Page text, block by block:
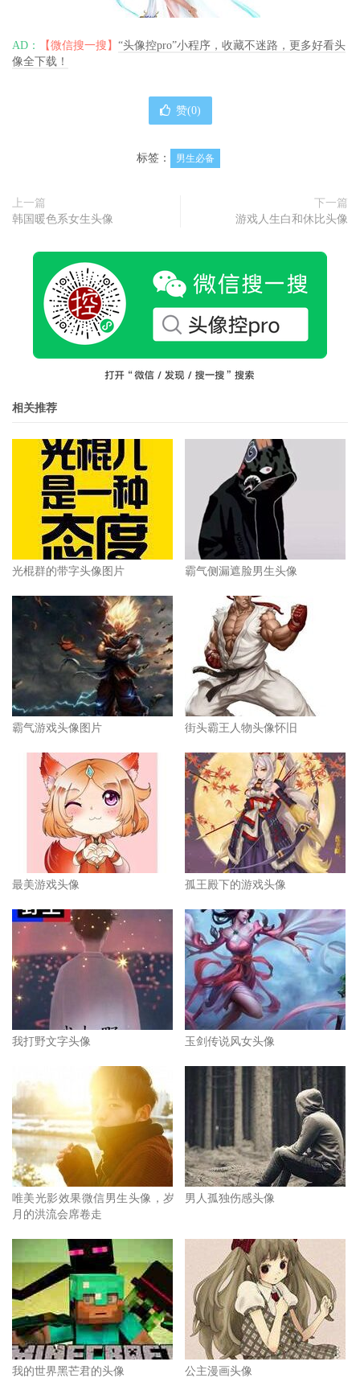
AD： 【微信搜一搜】 “头像控pro”小程序，收藏不迷路，更多好看头
像全下载！
赞(0)
标签： 男生必备
上一篇
韩国暖色系女生头像
下一篇
游戏人生白和休比头像
相关推荐
光棍群的带字头像图片 霸气侧漏遮脸男生头像
霸气游戏头像图片 街头霸王人物头像怀旧
最美游戏头像 孤王殿下的游戏头像
我打野文字头像 玉剑传说风女头像
唯美光影效果微信男生头像，岁
月的洪流会席卷走
男人孤独伤感头像
我的世界黑芒君的头像 公主漫画头像